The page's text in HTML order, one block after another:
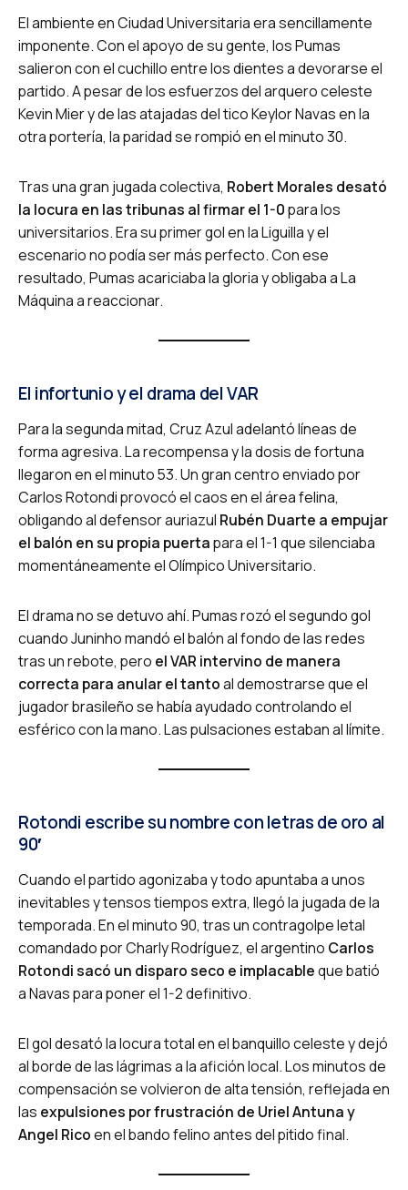
El ambiente en Ciudad Universitaria era sencillamente
imponente. Con el apoyo de su gente, los Pumas
salieron con el cuchillo entre los dientes a devorarse el
partido. A pesar de los esfuerzos del arquero celeste
Kevin Mier y de las atajadas del tico Keylor Navas en la
otra portería, la paridad se rompió en el minuto 30.
Tras una gran jugada colectiva, Robert Morales desató
la locura en las tribunas al firmar el 1-0para los
universitarios. Era su primer gol en la Liguilla y el
escenario no podía ser más perfecto. Con ese
resultado, Pumas acariciaba la gloria y obligaba a La
Máquina a reaccionar.
El infortunio y el drama del VAR
Para la segunda mitad, Cruz Azul adelantó líneas de
forma agresiva. La recompensa y la dosis de fortuna
llegaron en el minuto 53. Un gran centro enviado por
Carlos Rotondi provocó el caos en el área felina,
obligando al defensor auriazul Rubén Duarte a empujar
el balón en su propia puertapara el 1-1 que silenciaba
momentáneamente el Olímpico Universitario.
El drama no se detuvo ahí. Pumas rozó el segundo gol
cuando Juninho mandó el balón al fondo de las redes
tras un rebote, pero el VAR intervino de manera
correcta para anular el tantoal demostrarse que el
jugador brasileño se había ayudado controlando el
esférico con la mano. Las pulsaciones estaban al límite.
Rotondi escribe su nombre con letras de oro al
90′
Cuando el partido agonizaba y todo apuntaba a unos
inevitables y tensos tiempos extra, llegó la jugada de la
temporada. En el minuto 90, tras un contragolpe letal
comandado por Charly Rodríguez, el argentino Carlos
Rotondi sacó un disparo seco e implacableque batió
a Navas para poner el 1-2 definitivo.
El gol desató la locura total en el banquillo celeste y dejó
al borde de las lágrimas a la afición local. Los minutos de
compensación se volvieron de alta tensión, reflejada en
las expulsiones por frustración de Uriel Antuna y
Angel Ricoen el bando felino antes del pitido final.